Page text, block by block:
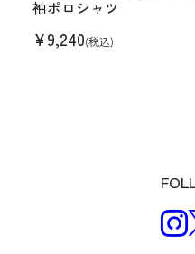
袖ポロシャツ
¥9,240(税込)